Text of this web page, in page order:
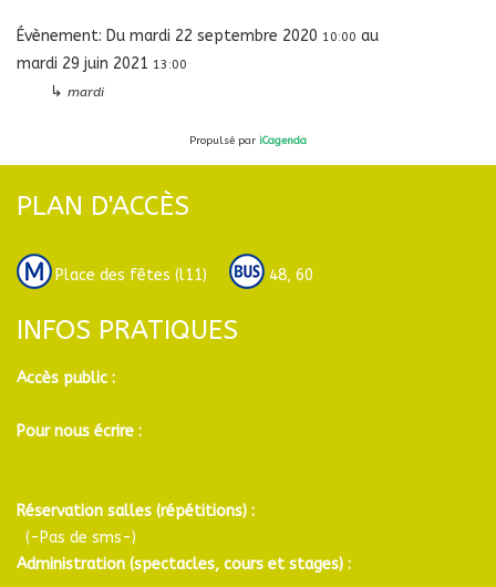
Évènement: Du mardi 22 septembre 2020 10:00 au
mardi 29 juin 2021 13:00
↳ mardi
Propulsé par iCagenda
PLAN D'ACCÈS
Place des fêtes (l11) 48, 60
INFOS PRATIQUES
Accès public :
Pour nous écrire :
Réservation salles (répétitions) :
(-Pas de sms-)
Administration (spectacles, cours et stages) :